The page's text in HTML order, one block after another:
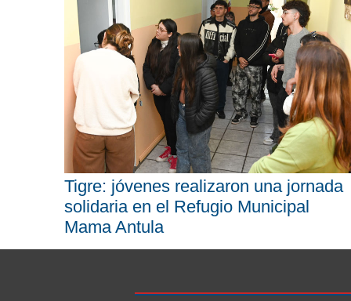
Tigre: jóvenes realizaron una jornada
solidaria en el Refugio Municipal
Mama Antula